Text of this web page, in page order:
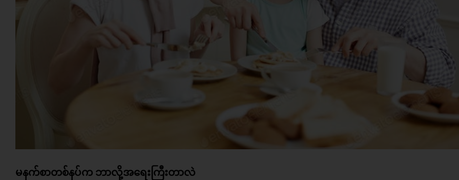
မနက်စာတစ်နပ်က ဘာလို့အရေးကြီးတာလဲ